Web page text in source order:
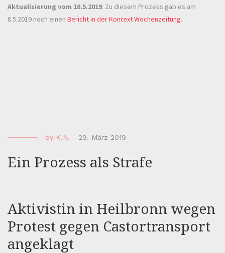
Aktualisierung vom 10.5.2019: Zu diesem Prozess gab es am
8.5.2019 noch einen Bericht in der Kontext Wochenzeitung.
by K.N. - 29. März 2019
Ein Prozess als Strafe
Aktivistin in Heilbronn wegen
Protest gegen Castortransport
angeklagt